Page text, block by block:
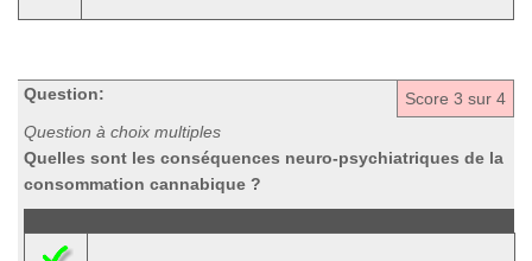
Score 3 sur 4
Question:
Question à choix multiples
Quelles sont les conséquences neuro-psychiatriques de la
consommation cannabique ?